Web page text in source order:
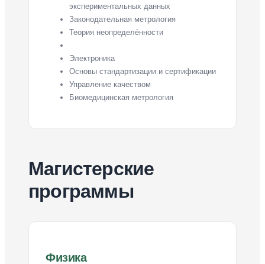
экспериментальных данных
Законодательная метрология
Теория неопределённости
Электроника
Основы стандартизации и сертификации
Управление качеством
Биомедицинская метрология
Магистерские
программы
Физика